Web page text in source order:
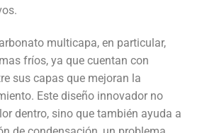
multicapa, en particular,
fríos, ya que cuentan con
sus capas que mejoran la
Este diseño innovador no
dentro, sino que también ayuda a